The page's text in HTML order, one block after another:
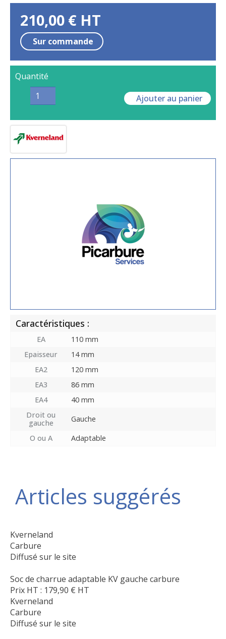
Caractéristiques :
EA
110 mm
Epaisseur
14 mm
EA2
120 mm
EA3
86 mm
EA4
40 mm
Droit ou
gauche
Gauche
O ou A
Adaptable
210,00 € HT
Sur commande
Quantité
Ajouter au panier
Articles suggérés
Kverneland
Carbure
Diffusé sur le site
Soc de charrue adaptable KV gauche carbure
Prix HT : 179,90 € HT
Kverneland
Carbure
Diffusé sur le site